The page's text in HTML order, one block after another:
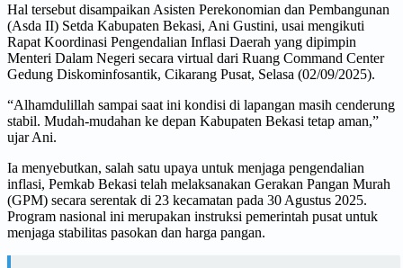
Hal tersebut disampaikan Asisten Perekonomian dan Pembangunan
(Asda II) Setda Kabupaten Bekasi, Ani Gustini, usai mengikuti
Rapat Koordinasi Pengendalian Inflasi Daerah yang dipimpin
Menteri Dalam Negeri secara virtual dari Ruang Command Center
Gedung Diskominfosantik, Cikarang Pusat, Selasa (02/09/2025).
“Alhamdulillah sampai saat ini kondisi di lapangan masih cenderung
stabil. Mudah-mudahan ke depan Kabupaten Bekasi tetap aman,”
ujar Ani.
Ia menyebutkan, salah satu upaya untuk menjaga pengendalian
inflasi, Pemkab Bekasi telah melaksanakan Gerakan Pangan Murah
(GPM) secara serentak di 23 kecamatan pada 30 Agustus 2025.
Program nasional ini merupakan instruksi pemerintah pusat untuk
menjaga stabilitas pasokan dan harga pangan.